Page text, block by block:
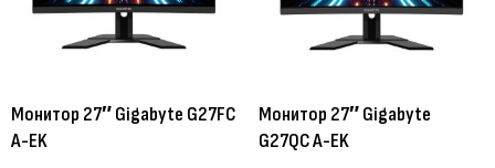
Монитор 27″ Gigabyte G27FC
A-EK
Монитор 27″ Gigabyte
G27QC A-EK